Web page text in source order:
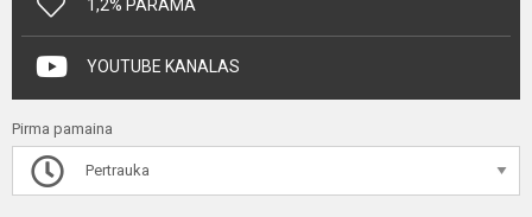
1,2% PARAMA
YOUTUBE KANALAS
Pirma pamaina
Pertrauka